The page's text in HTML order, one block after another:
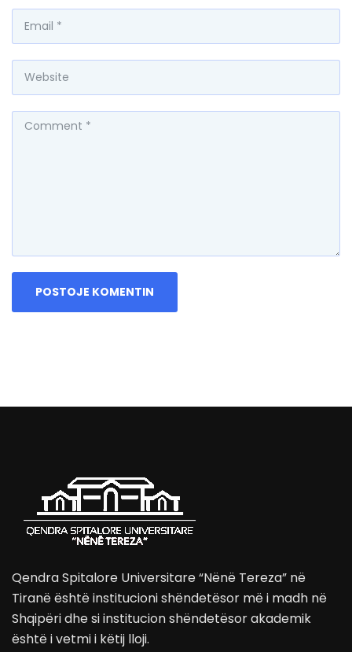
Qendra Spitalore Universitare “Nënë Tereza” në
Tiranë është institucioni shëndetësor më i madh në
Shqipëri dhe si institucion shëndetësor akademik
është i vetmi i këtij lloji.